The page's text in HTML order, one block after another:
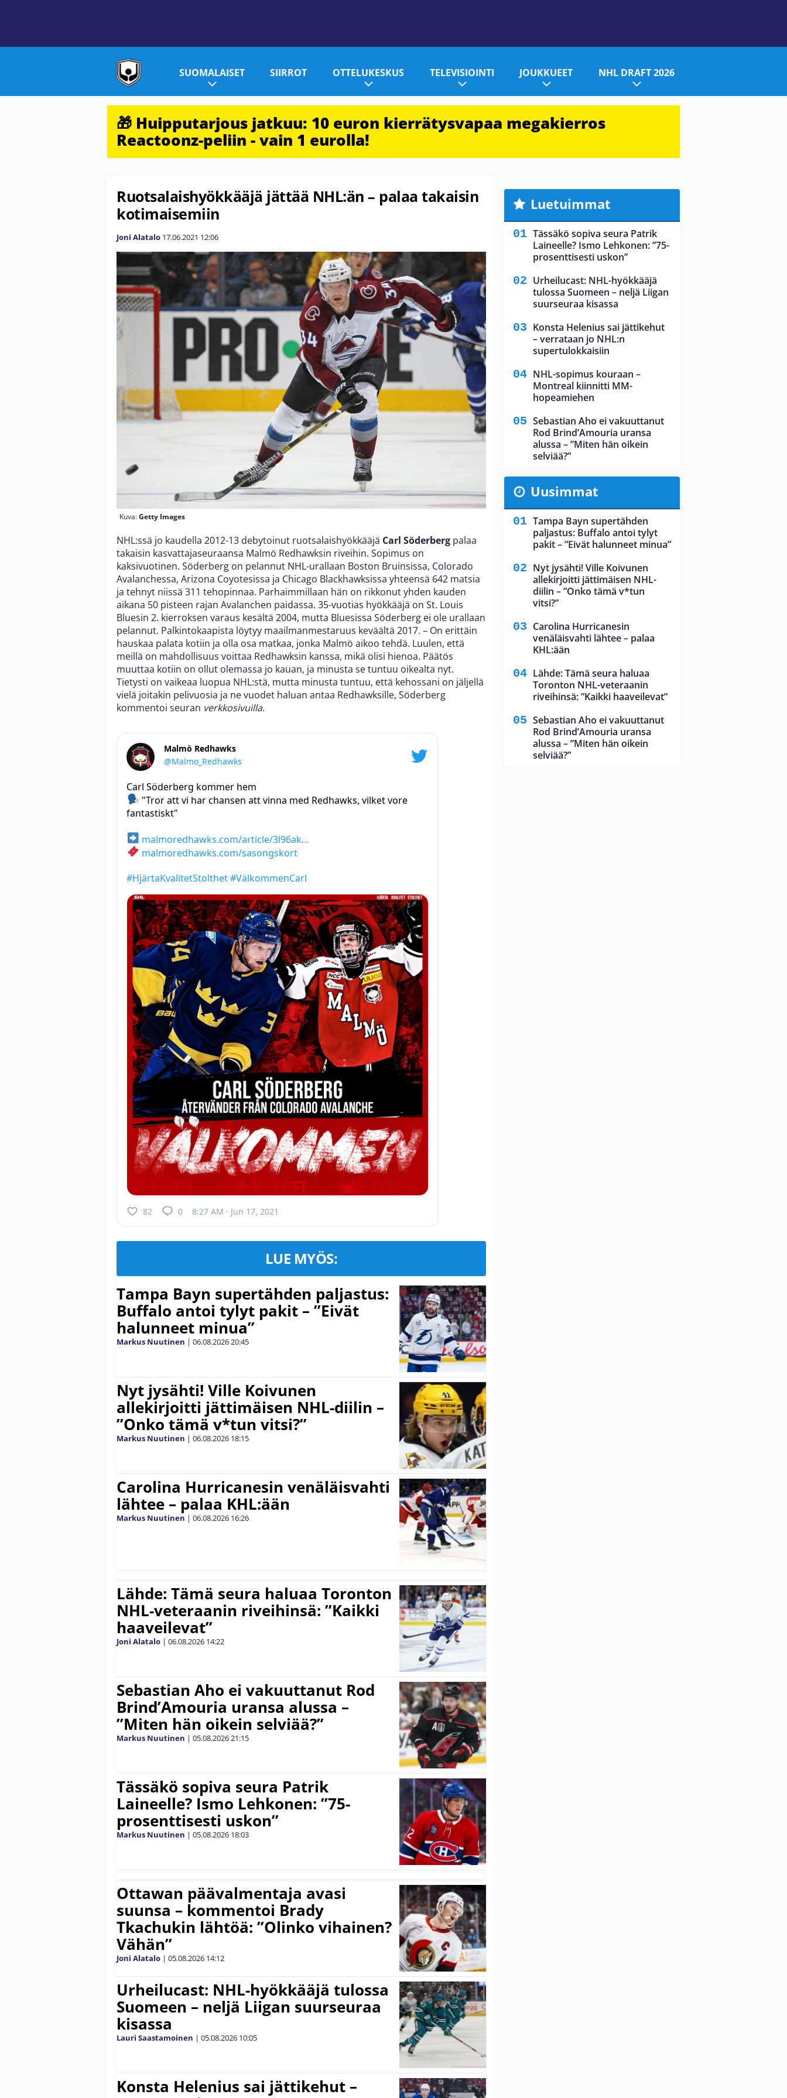
SUOMALAISET SIIRROT OTTELUKESKUS TELEVISIOINTI JOUKKUEET NHL DRAFT 2026
🎁 Huipputarjous jatkuu: 10 euron kierrätysvapaa megakierros
Reactoonz-peliin - vain 1 eurolla!
Ruotsalaishyökkääjä jättää NHL:än – palaa takaisin
kotimaisemiin
Joni Alatalo 17.06.2021 12:06
Kuva:Getty Images
NHL:ssä jo kaudella 2012-13 debytoinut ruotsalaishyökkääjä Carl Söderberg palaa
takaisin kasvattajaseuraansa Malmö Redhawksin riveihin. Sopimus on
kaksivuotinen. Söderberg on pelannut NHL-urallaan Boston Bruinsissa, Colorado
Avalanchessa, Arizona Coyotesissa ja Chicago Blackhawksissa yhteensä 642 matsia
ja tehnyt niissä 311 tehopinnaa. Parhaimmillaan hän on rikkonut yhden kauden
aikana 50 pisteen rajan Avalanchen paidassa. 35-vuotias hyökkääjä on St. Louis
Bluesin 2. kierroksen varaus kesältä 2004, mutta Bluesissa Söderberg ei ole urallaan
pelannut. Palkintokaapista löytyy maailmanmestaruus keväältä 2017. – On erittäin
hauskaa palata kotiin ja olla osa matkaa, jonka Malmö aikoo tehdä. Luulen, että
meillä on mahdollisuus voittaa Redhawksin kanssa, mikä olisi hienoa. Päätös
muuttaa kotiin on ollut olemassa jo kauan, ja minusta se tuntuu oikealta nyt.
Tietysti on vaikeaa luopua NHL:stä, mutta minusta tuntuu, että kehossani on jäljellä
vielä joitakin pelivuosia ja ne vuodet haluan antaa Redhawksille, Söderberg
kommentoi seuran verkkosivuilla.
Malmö Redhawks
@Malmo_Redhawks
Carl Söderberg kommer hem
"Tror att vi har chansen att vinna med Redhawks, vilket vore
fantastiskt"
malmoredhawks.com/article/3l96ak…
malmoredhawks.com/sasongskort
#HjärtaKvalitetStolthet#VälkommenCarl
82 0 8:27 AM · Jun 17, 2021
LUE MYÖS:
Tampa Bayn supertähden paljastus:
Buffalo antoi tylyt pakit – ”Eivät
halunneet minua”
Markus Nuutinen | 06.08.202620:45
Nyt jysähti! Ville Koivunen
allekirjoitti jättimäisen NHL-diilin –
”Onko tämä v*tun vitsi?”
Markus Nuutinen | 06.08.2026 18:15
Carolina Hurricanesin venäläisvahti
lähtee – palaa KHL:ään
Markus Nuutinen | 06.08.2026 16:26
Lähde: Tämä seura haluaa Toronton
NHL-veteraanin riveihinsä: ”Kaikki
haaveilevat”
Joni Alatalo | 06.08.2026 14:22
Sebastian Aho ei vakuuttanut Rod
Brind’Amouria uransa alussa –
”Miten hän oikein selviää?”
Markus Nuutinen | 05.08.202621:15
Tässäkö sopiva seura Patrik
Laineelle? Ismo Lehkonen: ”75-
prosenttisesti uskon”
Markus Nuutinen | 05.08.2026 18:03
Ottawan päävalmentaja avasi
suunsa – kommentoi Brady
Tkachukin lähtöä: ”Olinko vihainen?
Vähän”
Joni Alatalo | 05.08.2026 14:12
Urheilucast: NHL-hyökkääjä tulossa
Suomeen – neljä Liigan suurseuraa
kisassa
Lauri Saastamoinen | 05.08.2026 10:05
Konsta Helenius sai jättikehut –
Luetuimmat
Tässäkö sopiva seura Patrik
Laineelle? Ismo Lehkonen: ”75-
prosenttisesti uskon”
Urheilucast: NHL-hyökkääjä
tulossa Suomeen – neljä Liigan
suurseuraa kisassa
Konsta Helenius sai jättikehut
– verrataan jo NHL:n
supertulokkaisiin
NHL-sopimus kouraan –
Montreal kiinnitti MM-
hopeamiehen
Sebastian Aho ei vakuuttanut
Rod Brind’Amouria uransa
alussa – ”Miten hän oikein
selviää?”
Uusimmat
Tampa Bayn supertähden
paljastus: Buffalo antoi tylyt
pakit – ”Eivät halunneet minua”
Nyt jysähti! Ville Koivunen
allekirjoitti jättimäisen NHL-
diilin – ”Onko tämä v*tun
vitsi?”
Carolina Hurricanesin
venäläisvahti lähtee – palaa
KHL:ään
Lähde: Tämä seura haluaa
Toronton NHL-veteraanin
riveihinsä: ”Kaikki haaveilevat”
Sebastian Aho ei vakuuttanut
Rod Brind’Amouria uransa
alussa – ”Miten hän oikein
selviää?”